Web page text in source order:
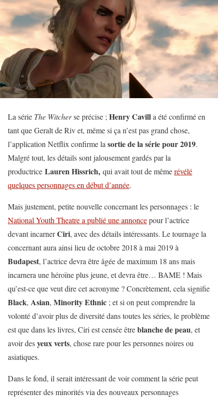
La série The Witcherse précise ; Henry Cavilla été confirmé en
tant que Geralt de Riv et, même si ça n’est pas grand chose,
l’application Netflix confirme la sortie de la série pour 2019.
Malgré tout, les détails sont jalousement gardés par la
productrice Lauren Hissrich, qui avait tout de mêmerévélé
quelques personnages en début d’année.
Mais justement, petite nouvelle concernant les personnages : le
National Youth Theatre a publié une annoncepour l’actrice
devant incarnerCiri, avec des détails intéressants. Le tournage la
concernant aura ainsi lieu de octobre 2018 à mai 2019 à
Budapest, l’actrice devra être âgée de maximum 18 ans mais
incarnera une héroïne plus jeune, et devra être… BAME ! Mais
qu’est-ce que veut dire cet acronyme ? Concrètement, cela signifie
Black, Asian, Minority Ethnic ; et si on peut comprendre la
volonté d’avoir plus de diversité dans toutes les séries, le problème
est que dans les livres, Ciri est censée êtreblanche de peau, et
avoir desyeux verts, chose rare pour les personnes noires ou
asiatiques.
Dans le fond, il serait intéressant de voir comment la série peut
représenter des minorités via des nouveaux personnages